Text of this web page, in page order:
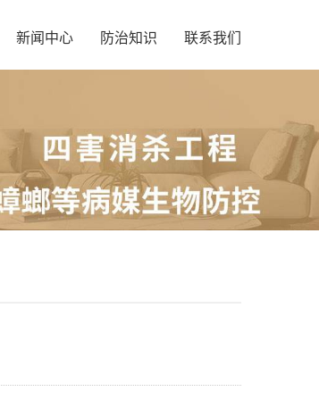
新闻中心 防治知识 联系我们